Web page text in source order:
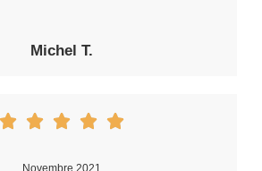
Michel T.
Novembre 2021